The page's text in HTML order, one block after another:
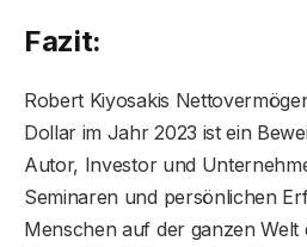
Fazit:
Robert Kiyosakis
Dollar im Jahr 2023 ist ein
Autor, Investor und
Seminaren und persönlichen
Menschen auf der ganzen Welt